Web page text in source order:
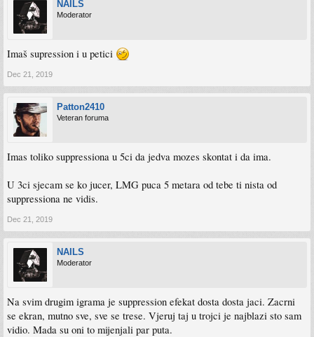
NAILS
Moderator
Imaš supression i u petici
Dec 21, 2019
Patton2410
Veteran foruma
Imas toliko suppressiona u 5ci da jedva mozes skontat i da ima.
U 3ci sjecam se ko jucer, LMG puca 5 metara od tebe ti nista od
suppressiona ne vidis.
Dec 21, 2019
NAILS
Moderator
Na svim drugim igrama je suppression efekat dosta dosta jaci. Zacrni
se ekran, mutno sve, sve se trese. Vjeruj taj u trojci je najblazi sto sam
vidio. Mada su oni to mijenjali par puta.